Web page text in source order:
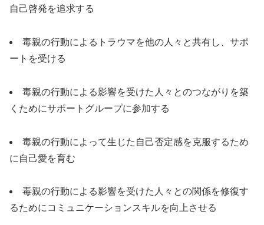
自己啓発を追求する
毒親の行動によるトラウマを他の人々と共有し、サポ
ートを受ける
毒親の行動による影響を受けた人々とのつながりを築
くためにサポートグループに参加する
毒親の行動によって生じた自己否定感を克服するため
に自己愛を育む
毒親の行動による影響を受けた人々との関係を修復す
るためにコミュニケーションスキルを向上させる